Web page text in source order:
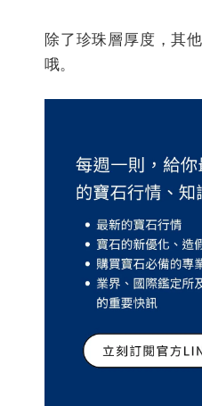
除了珍珠層厚度，其
哦。